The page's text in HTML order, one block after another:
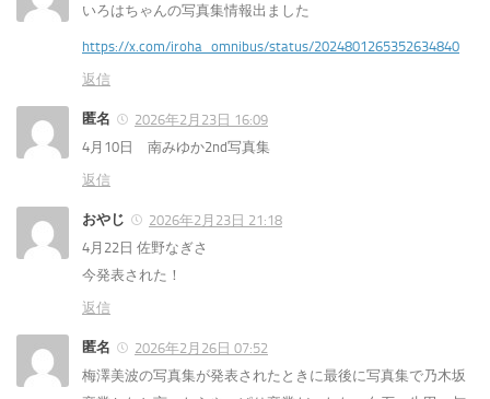
いろはちゃんの写真集情報出ました
https://x.com/iroha_omnibus/status/2024801265352634840
返信
匿名
2026年2月23日 16:09
4月10日 南みゆか2nd写真集
返信
おやじ
2026年2月23日 21:18
4月22日 佐野なぎさ
今発表された！
返信
匿名
2026年2月26日 07:52
梅澤美波の写真集が発表されたときに最後に写真集で乃木坂